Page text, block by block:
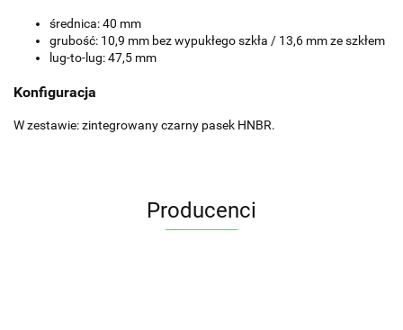
średnica: 40 mm
grubość: 10,9 mm bez wypukłego szkła / 13,6 mm ze szkłem
lug-to-lug: 47,5 mm
Konfiguracja
W zestawie: zintegrowany czarny pasek HNBR.
Producenci